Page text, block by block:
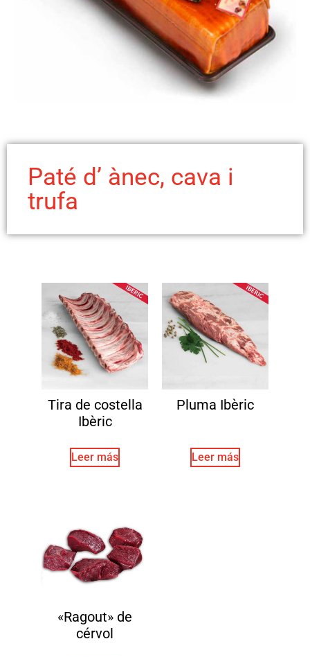
Paté d’ ànec, cava i
trufa
Tira de costella
Ibèric
Leer más
Pluma Ibèric
Leer más
«Ragout» de
cérvol